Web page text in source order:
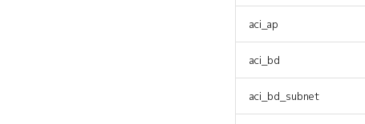
aci_ap
aci_bd
aci_bd_subnet